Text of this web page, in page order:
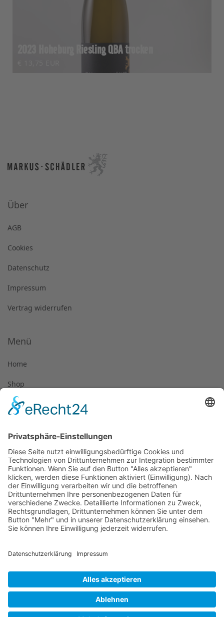
2023 Hoheburg Riesling QBA trocken
Über
AGB
Cookies
Datenschutz
Impressum
Vertrag widerrufen
Menü
Home
Shop
Weingut
Newsletter
Melde Dich für unseren Newsletter an und
verpasse kein Angebot!
© 2023 Markus Schädler